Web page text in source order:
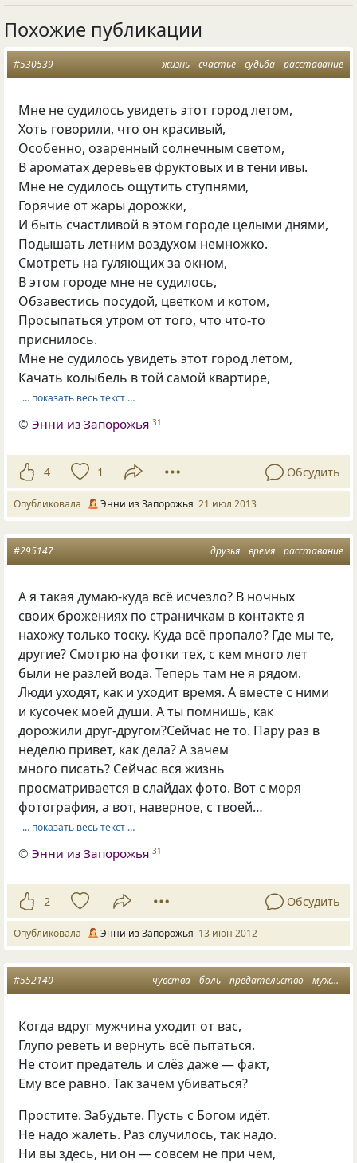
Похожие публикации
жизнь счастье судьба расставание
#530539
Мне не судилось увидеть этот город летом,
Хоть говорили, что он красивый,
Особенно, озаренный солнечным светом,
В ароматах деревьев фруктовых и в тени ивы.
Мне не судилось ощутить ступнями,
Горячие от жары дорожки,
И быть счастливой в этом городе целыми днями,
Подышать летним воздухом немножко.
Смотреть на гуляющих за окном,
В этом городе мне не судилось,
Обзавестись посудой, цветком и котом,
Просыпаться утром от того, что что-то
приснилось.
Мне не судилось увидеть этот город летом,
Качать колыбель в той самой квартире,
… показать весь текст …
©Энни из Запорожья 31
4 1 Обсудить
Опубликовала Энни из Запорожья 21 июл 2013
друзья время расставание
#295147
А я такая думаю-куда всё исчезло? В ночных
своих брожениях по страничкам в контакте я
нахожу только тоску. Куда всё пропало? Где мы те,
другие? Смотрю на фотки тех, с кем много лет
были не разлей вода. Теперь там не я рядом.
Люди уходят, как и уходит время. А вместе с ними
и кусочек моей души. А ты помнишь, как
дорожили друг-другом?Сейчас не то. Пару раз в
неделю привет, как дела? А зачем
много писать? Сейчас вся жизнь
просматривается в слайдах фото. Вот с моря
фотография, а вот, наверное, с твоей…
… показать весь текст …
©Энни из Запорожья 31
2 Обсудить
Опубликовала Энни из Запорожья 13 июн 2012
чувства боль предательство мужчина
#552140
Когда вдруг мужчина уходит от вас,
Глупо реветь и вернуть всё пытаться.
Не стоит предатель и слёз даже — факт,
Ему всё равно. Так зачем убиваться?
Простите. Забудьте. Пусть с Богом идёт.
Не надо жалеть. Раз случилось, так надо.
Ни вы здесь, ни он — совсем не при чём,